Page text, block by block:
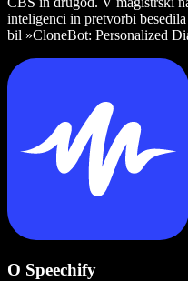
inteligenci in pretvorbi
bil »CloneBot: Personalized
O Speechify